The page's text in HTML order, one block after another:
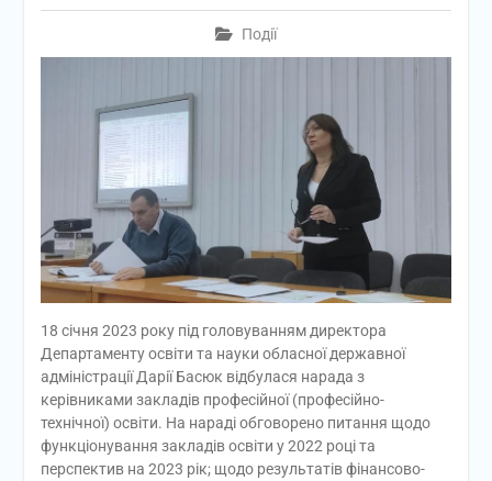
Події
18 січня 2023 року під головуванням директора
Департаменту освіти та науки обласної державної
адміністрації Дарії Басюк відбулася нарада з
керівниками закладів професійної (професійно-
технічної) освіти. На нараді обговорено питання щодо
функціонування закладів освіти у 2022 році та
перспектив на 2023 рік; щодо результатів фінансово-